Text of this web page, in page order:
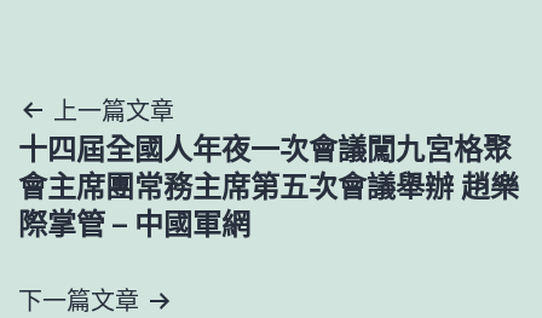
文
章
導
覽
上一篇文章
十四屆全國人年夜一次會議闖九宮格聚
會主席團常務主席第五次會議舉辦 趙樂
際掌管 – 中國軍網
下一篇文章